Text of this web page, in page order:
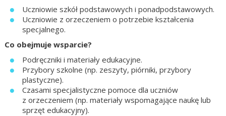
Uczniowie szkół podstawowych i ponadpodstawowych.
Uczniowie z orzeczeniem o potrzebie kształcenia
specjalnego.
Co obejmuje wsparcie?
Podręczniki i materiały edukacyjne.
Przybory szkolne (np. zeszyty, piórniki, przybory
plastyczne).
Czasami specjalistyczne pomoce dla uczniów
z orzeczeniem (np. materiały wspomagające naukę lub
sprzęt edukacyjny).